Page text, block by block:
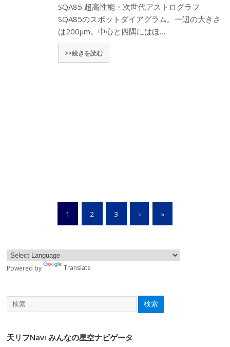
SQA85 超高性能・次世代アストログラフ
SQA85のスポットダイアグラム。一辺の大きさ
は200μm。中心と四隅にはほ…
>>続きを読む
1 2 3 › »
Powered by Translate
天リフNavi みんなの星空ナビゲータ